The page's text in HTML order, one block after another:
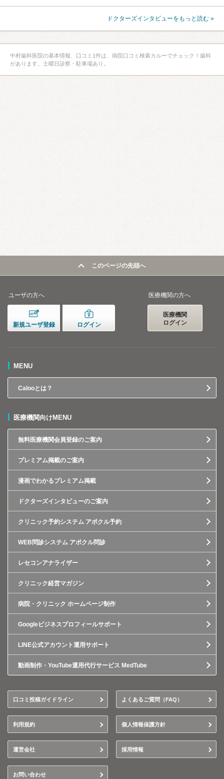
ドクターズインタビューをもっと読む »
中村歯科医院の基本情報、口コミ1件は、病院口コミ検索カルーでチェック！歯科
があります。土曜日診察・駐車場あり。
このページの先頭へ
ユーザの方へ
新規ユーザ登録 ログイン
医療機関の方へ
医療機関
ログイン
MENU
Calooとは？
医療機関向けMENU
無料医療機関会員登録のご案内
プレミアム掲載のご案内
漫画でわかるプレミアム掲載
ドクターズインタビューのご案内
クリニック予約システム アポクル予約
WEB問診システム アポクル問診
レセコンアナライザー
クリニック経営マガジン
病院・クリニック ホームページ制作
Googleビジネスプロフィールサポート
LINE公式アカウント運用サポート
動画制作・YouTube運用代行サービス MedTube
口コミ投稿ガイドライン よくあるご質問（FAQ）
利用規約 個人情報保護方針
運営会社 採用情報
お問い合わせ